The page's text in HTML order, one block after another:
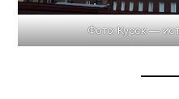
Фото: Курск —